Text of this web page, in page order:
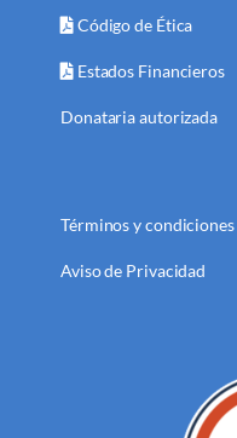
Código de Ética
Estados Financieros
Donataria autorizada
Términos y condiciones
Aviso de Privacidad